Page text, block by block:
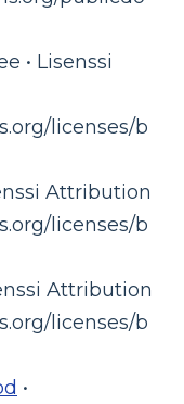
• Lisenssi
licenses/b
Attribution
licenses/b
Attribution
licenses/b
•